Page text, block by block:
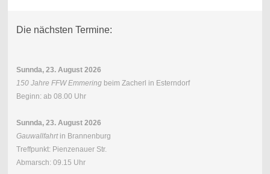
Die nächsten Termine:
Sunnda, 23. August 2026
150 Jahre FFW Emmeringbeim Zacherl in Esterndorf
Beginn: ab 08.00 Uhr
Sunnda, 23. August 2026
Gauwallfahrtin Brannenburg
Treffpunkt: Pienzenauer Str.
Abmarsch: 09.15 Uhr